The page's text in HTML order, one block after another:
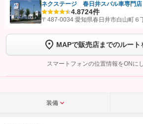
【STEP1】認証画面でグーネットを友だち追加し
トーク画面で
ボタンをタップして問
完了してください。
こちら
ネクステージ 春日井スバル車専門店
4.8724件
〒487-0034 愛知県春日井市白山町６
MAPで販売店までのルート
スマートフォンの位置情報をONに
装備